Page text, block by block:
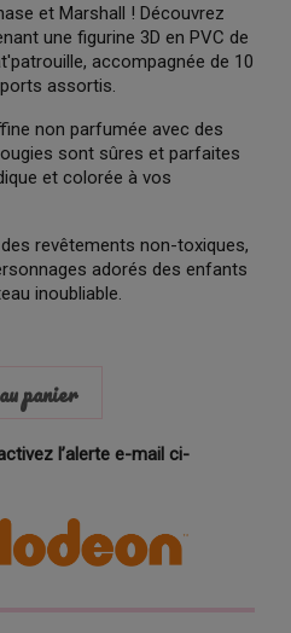
et Marshall ! Découvrez
une figurine 3D en PVC de
accompagnée de 10
assortis.
non parfumée avec des
sont sûres et parfaites
et colorée à vos
revêtements non-toxiques,
adorés des enfants
inoubliable.
panier
l’alerte e-mail ci-